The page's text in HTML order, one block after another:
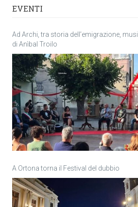
EVENTI
Ad Archi, tra storia dell’emigrazione,
di Anìbal Troilo
A Ortona torna il Festival del dubbio